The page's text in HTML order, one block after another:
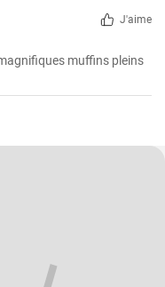
J'aime
muffins pleins